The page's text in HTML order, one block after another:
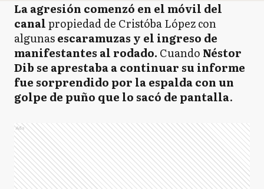
La agresión comenzó en el móvil del
canalpropiedad de Cristóba López con
algunasescaramuzas y el ingreso de
manifestantes al rodado. Cuando Néstor
Dib se aprestaba a continuar su informe
fue sorprendido por la espalda con un
golpe de puño que lo sacó de pantalla.
Ads